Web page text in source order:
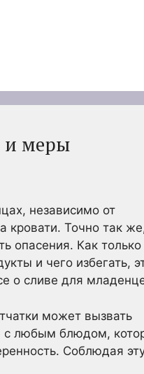
и меры
независимо от
кровати. Точно так
опасения. Как только
и чего избегать,
о сливе для
может вызвать
с любым блюдом,
Соблюдая